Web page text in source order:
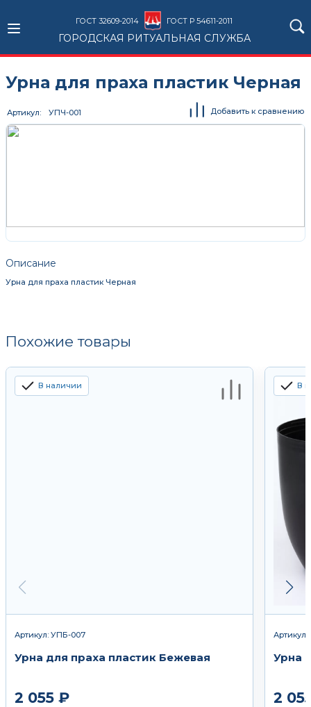
ГОСТ 32609-2014 ГОСТ Р 54611-2011
ГОРОДСКАЯ РИТУАЛЬНАЯ СЛУЖБА
Урна для праха пластик Черная
Описание
Урна для праха пластик Черная
Артикул УПЧ-001 Добавить к сравнению
Похожие товары
В наличии
Артикул: УПБ-007
Урна для праха пластик Бежевая
2 055 ₽
В
Урна
2